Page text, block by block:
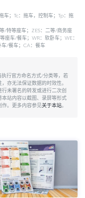
车；Tc：拖车，控制车；Tp：拖
/特等座车；ZES：二等/商务座
座车/餐车；WR：软卧车；WE：
车/餐车；CA：餐车
执行官方命名方式/分类等，若
亦无法保证数据的时效性。
未署名的转发或进行二次创
站内容以截图、录屏等形式
作。更多内容参见关于本站。